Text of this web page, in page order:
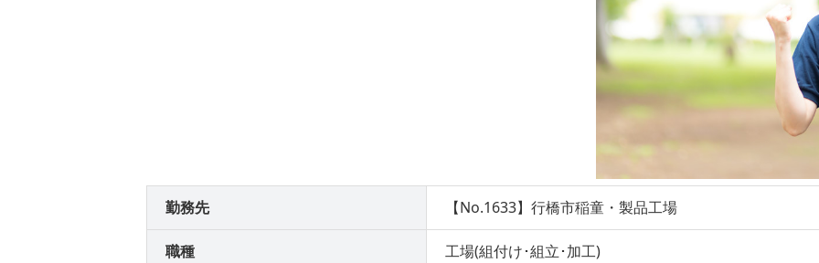
勤務先 【No.1633】行橋市稲童・製品工場
職種 工場(組付け･組立･加工)